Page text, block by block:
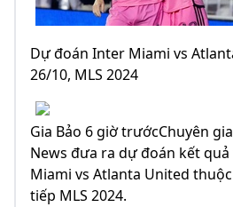
Dự đoán Inter Miami vs
26/10, MLS 2024
Gia Bảo 6 giờ trướcChuyên
News đưa ra dự đoán kết
Miami vs Atlanta United
tiếp MLS 2024.